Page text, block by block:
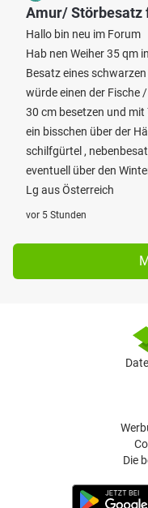
Amur/ Störbesatz
Hallo bin neu im Forum
Hab nen Weiher 35 qm
Besatz eines
würde einen der Fische
30 cm besetzen und mit
ein bisschen über der
schilfgürtel ,
eventuell über den
Lg aus Österreich
vor 5 Stunden
Die